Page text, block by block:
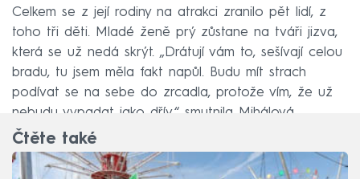
Celkem se z její rodiny na atrakci zranilo pět lidí, z
toho tři děti. Mladé ženě prý zůstane na tváři jizva,
která se už nedá skrýt. „Drátují vám to, sešívají celou
bradu, tu jsem měla fakt napůl. Budu mít strach
podívat se na sebe do zrcadla, protože vím, že už
nebudu vypadat jako dřív,“ smutnila Mihálová.
Čtěte také